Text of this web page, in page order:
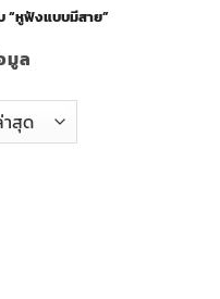
“หูฟังแบบมีสาย”
มูล